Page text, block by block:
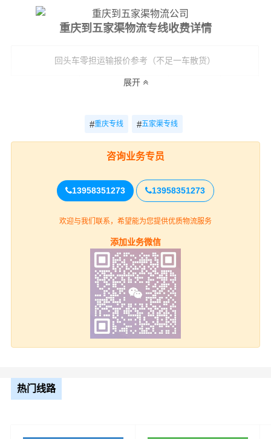
重庆到五家渠物流专线收费详情
回头车零担运输报价参考（不足一车散货）
咨询
重庆
岸区、北碚区、渝北区、巴南区、长寿区、
江津区、合川区、永川区、南川区、綦江
区、大足区、铜梁区、璧山区、潼南区、荣
昌区、梁平区、城口区、丰都县、垫江县、
武隆县、忠县、开州区、云阳县、奉节县、
巫山县、巫溪县、石柱县、秀山县、酉阳
县、彭水县（详细提货位置请电话沟通）
送货上门
展开
#重庆专线 #五家渠专线
咨询业务专员
13958351273 13958351273
欢迎与我们联系，希望能为您提供优质物流服务
添加业务微信
热门线路